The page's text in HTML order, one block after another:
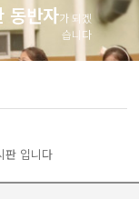
동반자가 되겠
습니다
판 입니다